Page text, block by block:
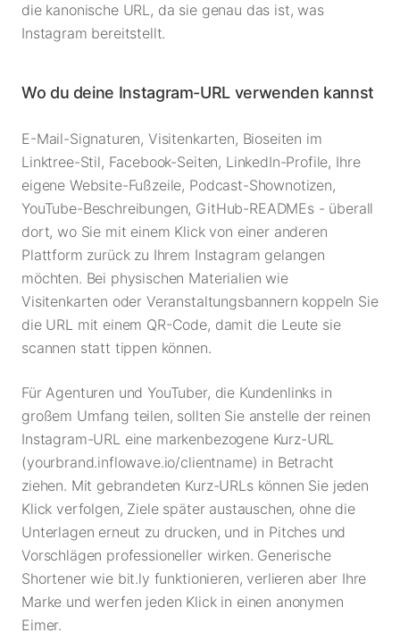
die kanonische URL, da sie genau das ist, was
Instagram bereitstellt.
Wo du deine Instagram-URL verwenden kannst
E-Mail-Signaturen, Visitenkarten, Bioseiten im
Linktree-Stil, Facebook-Seiten, LinkedIn-Profile, Ihre
eigene Website-Fußzeile, Podcast-Shownotizen,
YouTube-Beschreibungen, GitHub-READMEs - überall
dort, wo Sie mit einem Klick von einer anderen
Plattform zurück zu Ihrem Instagram gelangen
möchten. Bei physischen Materialien wie
Visitenkarten oder Veranstaltungsbannern koppeln Sie
die URL mit einem QR-Code, damit die Leute sie
scannen statt tippen können.
Für Agenturen und YouTuber, die Kundenlinks in
großem Umfang teilen, sollten Sie anstelle der reinen
Instagram-URL eine markenbezogene Kurz-URL
(yourbrand.inflowave.io/clientname) in Betracht
ziehen. Mit gebrandeten Kurz-URLs können Sie jeden
Klick verfolgen, Ziele später austauschen, ohne die
Unterlagen erneut zu drucken, und in Pitches und
Vorschlägen professioneller wirken. Generische
Shortener wie bit.ly funktionieren, verlieren aber Ihre
Marke und werfen jeden Klick in einen anonymen
Eimer.